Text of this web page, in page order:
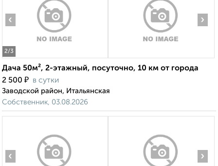
2/3
‹ ›
Дача 50м², 2-этажный, посуточно, 10 км от города
2 500 ₽ в сутки
Заводской район, Итальянская
Собственник, 03.08.2026
‹ ›